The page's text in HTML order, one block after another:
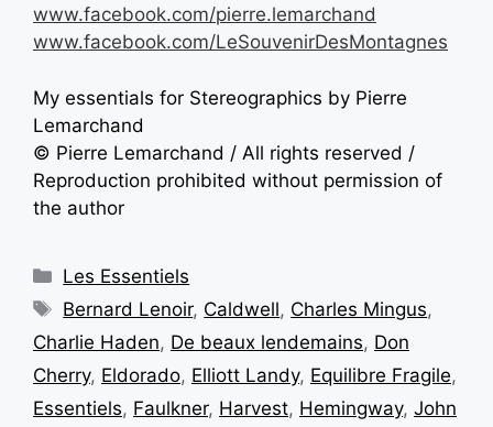
www.facebook.com/pierre.lemarchand
www.facebook.com/LeSouvenirDesMontagnes
My essentials for Stereographics by Pierre
Lemarchand
© Pierre Lemarchand / All rights reserved /
Reproduction prohibited without permission of
the author
Les Essentiels
Bernard Lenoir, Caldwell, Charles Mingus,
Charlie Haden, De beaux lendemains, Don
Cherry, Eldorado, Elliott Landy, Equilibre Fragile,
Essentiels, Faulkner, Harvest, Hemingway, John